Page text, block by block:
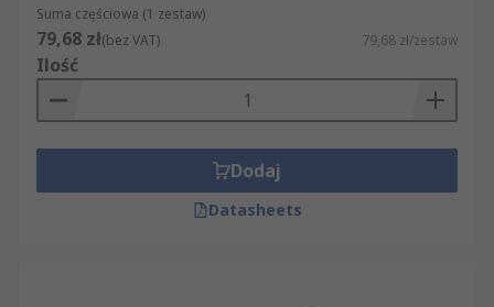
Suma częściowa (1 zestaw)
79,68 zł(bez VAT) 79,68 zł/zestaw
Ilość
Dodaj
Datasheets